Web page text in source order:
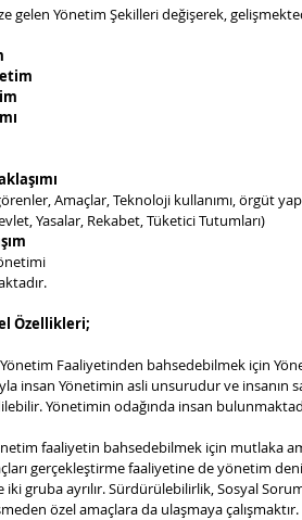
gelen Yönetim Şekilleri değişerek,
Amaçlar, Teknoloji kullanımı, örgüt
Yasalar, Rekabet, Tüketici Tutumları)
Özellikleri;
Yönetim Faaliyetinden bahsedebilmek için
insan Yönetimin asli unsurudur ve insanın
Yönetimin odağında insan
faaliyetin bahsedebilmek için mutlaka
gerçekleştirme faaliyetine de yönetim
iki gruba ayrılır. Sürdürülebilirlik, Sosyal
özel amaçlara da ulaşmaya çalışmaktır.